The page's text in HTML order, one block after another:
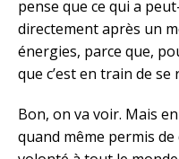
pense que ce qui a
directement après un
énergies, parce que,
que c’est en train de
Bon, on va voir. Mais
quand même permis